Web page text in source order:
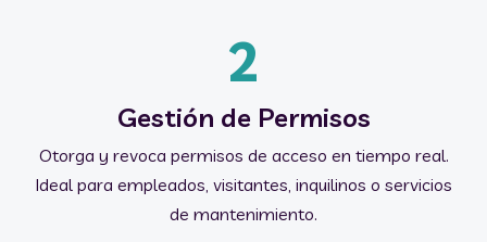
2
Gestión de Permisos
Otorga y revoca permisos de acceso en tiempo real.
Ideal para empleados, visitantes, inquilinos o servicios
de mantenimiento.